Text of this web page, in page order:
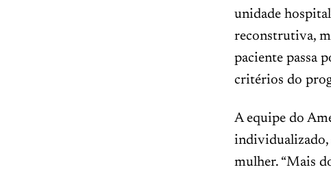
unidade
reconstrutiva,
paciente passa
critérios do
A equipe do
individualizado,
mulher. “Mais